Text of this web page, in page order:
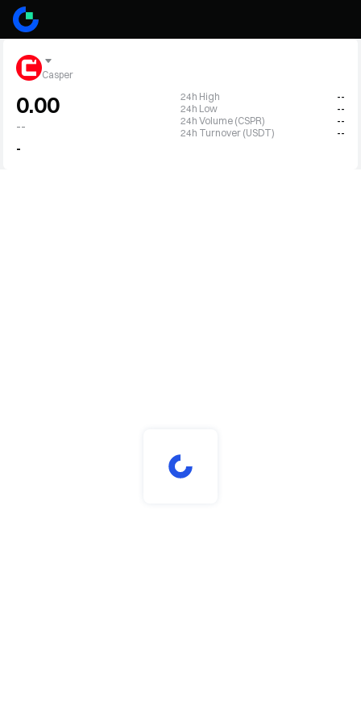
Casper
0.00
--
-
24h High
--
24h Low
--
24h Volume (CSPR)
--
24h Turnover (USDT)
--